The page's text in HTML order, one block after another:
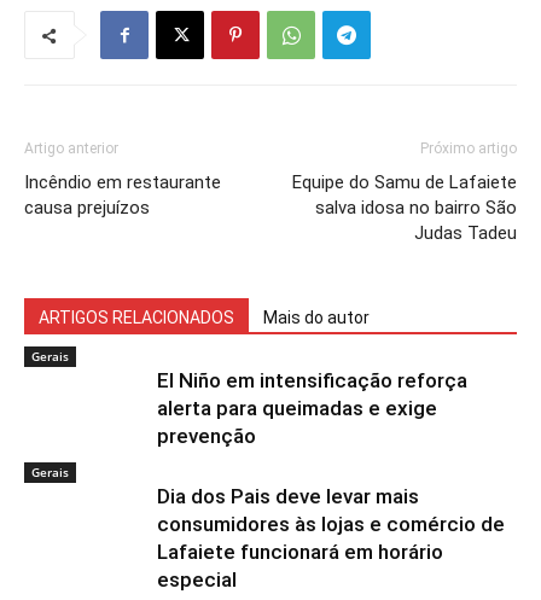
Artigo anterior
Incêndio em restaurante
causa prejuízos
Próximo artigo
Equipe do Samu de Lafaiete
salva idosa no bairro São
Judas Tadeu
ARTIGOS RELACIONADOS Mais do autor
Gerais
El Niño em intensificação reforça
alerta para queimadas e exige
prevenção
Gerais
Dia dos Pais deve levar mais
consumidores às lojas e comércio de
Lafaiete funcionará em horário
especial